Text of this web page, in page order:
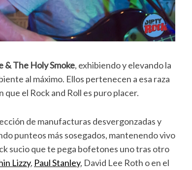
& The Holy Smoke, exhibiendo y elevando la
al máximo. Ellos pertenecen a esa raza
que el Rock and Roll es puro placer.
de manufacturas desvergonzadas y
punteos más sosegados, mantenendo vivo
sucio que te pega bofetones uno tras otro
Lizzy, Paul Stanley, David Lee Roth o en el